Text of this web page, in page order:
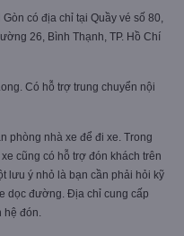
có địa chỉ tại Quầy vé số 80,
26, Bình Thạnh, TP. Hồ Chí
Có hỗ trợ trung chuyển nội
phòng nhà xe để đi xe. Trong
cũng có hỗ trợ đón khách trên
lưu ý nhỏ là bạn cần phải hỏi kỹ
dọc đường. Địa chỉ cung cấp
đón.